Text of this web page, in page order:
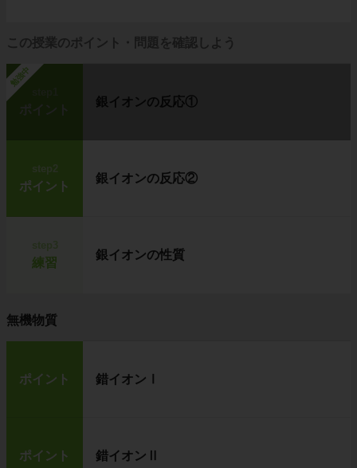
この授業のポイント・問題を確認しよう
勉強中
ポイント
銀イオンの反応①
step2
ポイント
銀イオンの反応②
練習
銀イオンの性質
無機物質
ポイント 錯イオンⅠ
ポイント 錯イオンⅡ